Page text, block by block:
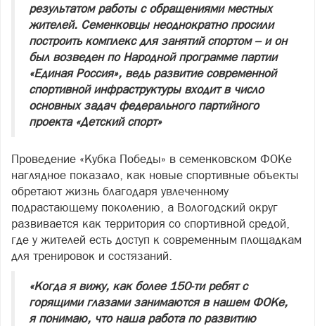
результатом работы с обращениями местных
жителей. Семенковцы неоднократно просили
построить комплекс для занятий спортом – и он
был возведен по Народной программе партии
«Единая Россия», ведь развитие современной
спортивной инфраструктуры входит в число
основных задач федерального партийного
проекта «Детский спорт»
Проведение «Кубка Победы» в семенковском ФОКе
наглядное показало, как новые спортивные объекты
обретают жизнь благодаря увлеченному
подрастающему поколению, а Вологодский округ
развивается как территория со спортивной средой,
где у жителей есть доступ к современным площадкам
для тренировок и состязаний.
«Когда я вижу, как более 150-ти ребят с
горящими глазами занимаются в нашем ФОКе,
я понимаю, что наша работа по развитию